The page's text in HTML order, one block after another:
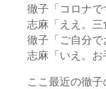
徹子「コロナで
志麻「ええ。三
徹子「ご自分で
志麻「いえ。お
ここ最近の徹